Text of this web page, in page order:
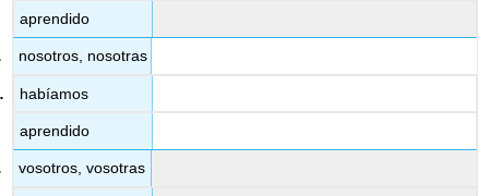
aprendido
nosotros, nosotras
habíamos
aprendido
vosotros, vosotras